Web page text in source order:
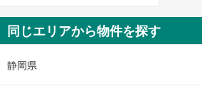
同じエリアから物件を探す
静岡県